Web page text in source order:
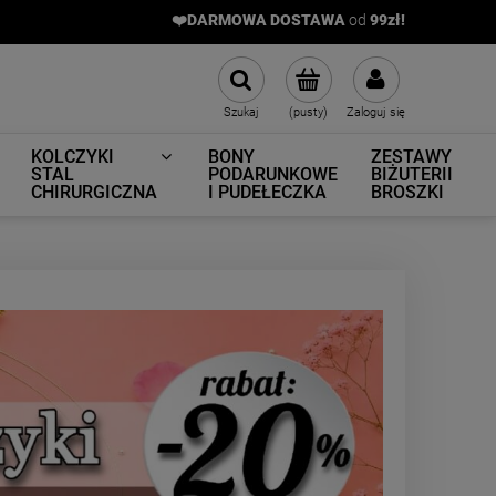
❤️DARMOWA DOSTAWA od 99zł!
(pusty) Zaloguj się
Szukaj
KOLCZYKI
STAL
CHIRURGICZNA
BONY
PODARUNKOWE
I PUDEŁECZKA
ZESTAWY
BIŻUTERII
BROSZKI